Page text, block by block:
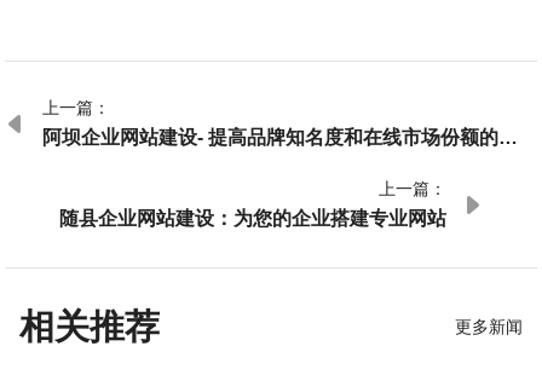

上一篇：
阿坝企业网站建设- 提高品牌知名度和在线市场份额的重
上一篇：
随县企业网站建设：为您的企业搭建专业网站

相关推荐 更多新闻